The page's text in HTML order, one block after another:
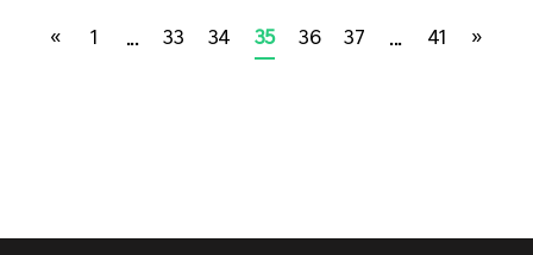
« 1 ... 33 34 35 36 37 ... 41 »